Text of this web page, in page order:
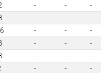
- -
-
- -
-
- -
-
- -
-
- -
-
- -
-